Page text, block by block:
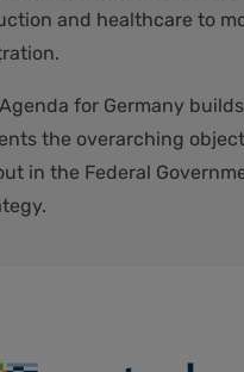
and healthcare to
for Germany
the overarching
in the Federal